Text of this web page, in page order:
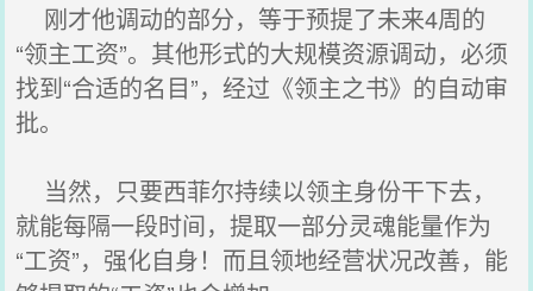
刚才他调动的部分，等于预提了未来4周的
“领主工资”。其他形式的大规模资源调动，必须
找到“合适的名目”，经过《领主之书》的自动审
批。
当然，只要西菲尔持续以领主身份干下去，
就能每隔一段时间，提取一部分灵魂能量作为
“工资”，强化自身！而且领地经营状况改善，能